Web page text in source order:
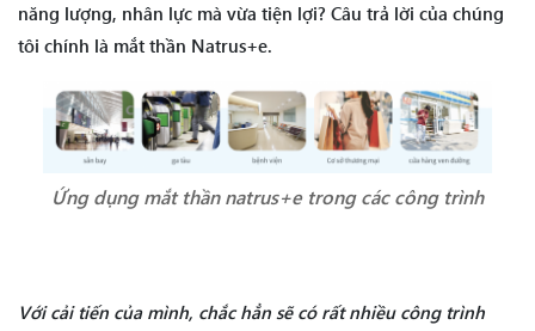
năng lượng, nhân lực mà vừa tiện lợi? Câu trả lời của chúng
tôi chính là mắt thần Natrus+e.
Ứng dụng mắt thần natrus+e trong các công trình
Với cải tiến của mình, chắc hẳn sẽ có rất nhiều công trình